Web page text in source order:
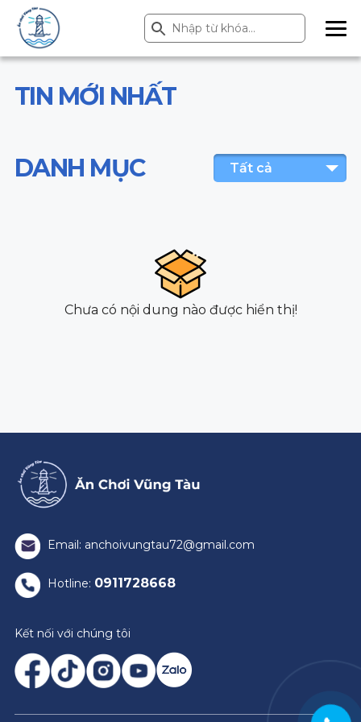
Search
for:
Search Button
ME
NU
TIN MỚI NHẤT
DANH MỤC Tất cả
Chưa có nội dung nào được hiển thị!
Email: anchoivungtau72@gmail.com
Hotline: 0911728668
Kết nối với chúng tôi